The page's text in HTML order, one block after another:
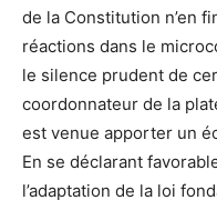
de la Constitution n’en
réactions dans le
le silence prudent de
coordonnateur de la
est venue apporter un
En se déclarant
l’adaptation de la loi